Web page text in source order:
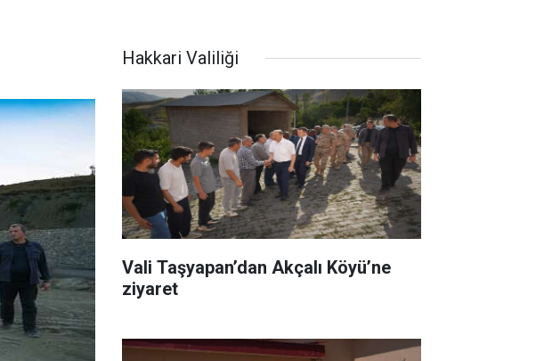
Hakkari Valiliği
Vali Taşyapan’dan Akçalı Köyü’ne
ziyaret